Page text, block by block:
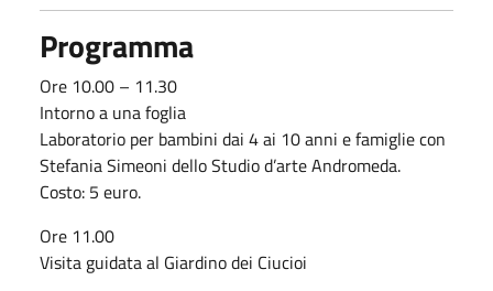
Programma
Ore 10.00 – 11.30
Intorno a una foglia
Laboratorio per bambini dai 4 ai 10 anni e famiglie con
Stefania Simeoni dello Studio d’arte Andromeda.
Costo: 5 euro.
Ore 11.00
Visita guidata al Giardino dei Ciucioi